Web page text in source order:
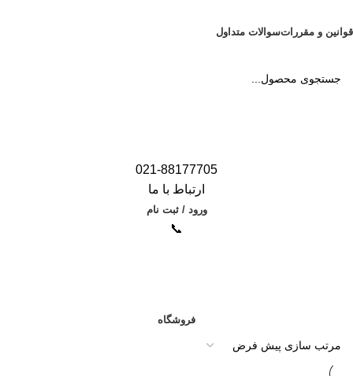
قوانین و مقرراتسوالات متداول
021-88177705
ارتباط با ما
ورود / ثبت نام
📞
فروشگاه